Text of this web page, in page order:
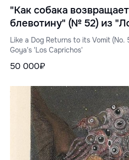
"Как собака
блевотину" (№ 52) из
Франсиско де Гойи
Like a Dog Returns to its Vomit (No.
Goya's 'Los Caprichos'
50 000₽